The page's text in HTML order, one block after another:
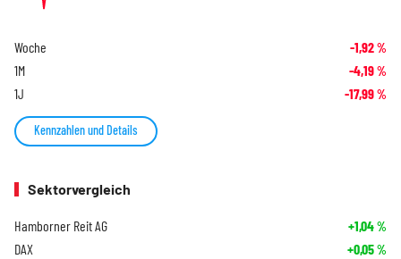
Woche -1,92%
1M -4,19%
1J -17,99%
Kennzahlen und Details
Sektorvergleich
Hamborner Reit AG +1,04%
DAX +0,05%